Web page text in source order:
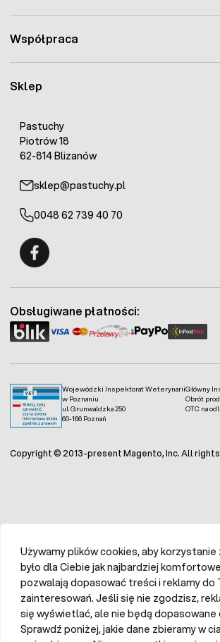
Sklep
Pastuchy
Piotrów 18
62-814 Blizanów
sklep@pastuchy.pl
0048 62 739 40 70
Współpraca
Wojewódzki Inspektorat Weterynarii
w Poznaniu
ul. Grunwaldzka 250
60-166 Poznań
Główny
Obrót
OTC na
Obsługiwane płatności:
Copyright © 2013-present Magento, Inc. All
Używamy plików cookies, aby
było dla Ciebie jak najbardziej
pozwalają dopasować treści i reklamy do
zainteresowań. Jeśli się nie zgodzisz,
się wyświetlać, ale nie będą dopasowane
Sprawdź poniżej, jakie dane zbieramy w